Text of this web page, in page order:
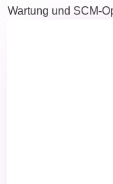
Wartung und SCM-